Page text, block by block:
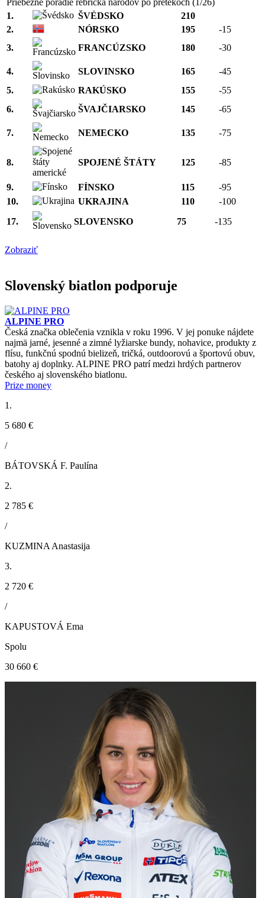
1.
ŠVÉDSKO
210
2.
NÓRSKO 195
-15
3.
FRANCÚZSKO 180 -30
4. SLOVINSKO 165
-45
5.
RAKÚSKO 155
-55
6.
ŠVAJČIARSKO 145 -65
7. NEMECKO 135 -75
8. SPOJENÉ ŠTÁTY 125 -85
9. FÍNSKO 115
-95
10.
UKRAJINA 110
-100
17.
SLOVENSKO 75 -135
Zobraziť
Slovenský biatlon podporuje
ALPINE PRO
Česká značka oblečenia vznikla v roku 1996. V jej ponuke nájdete
najmä jarné, jesenné a zimné lyžiarske bundy, nohavice, produkty z
flísu, funkčnú spodnú bielizeň, tričká, outdoorovú a športovú obuv,
batohy aj doplnky. ALPINE PRO patrí medzi hrdých partnerov
českého aj slovenského biatlonu.
Prize money
1.
5 680 €
/
BÁTOVSKÁ F. Paulína
2.
2 785 €
/
KUZMINA Anastasija
3.
2 720 €
/
KAPUSTOVÁ Ema
Spolu
30 660 €